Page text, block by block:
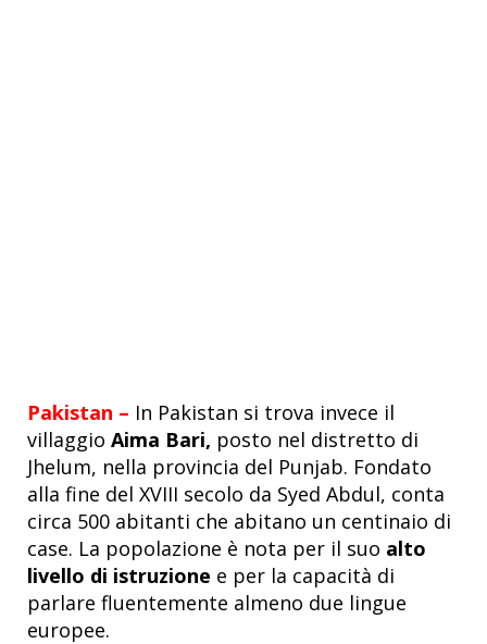
Pakistan – In Pakistan si trova invece il
villaggio Aima Bari, posto nel distretto di
Jhelum, nella provincia del Punjab. Fondato
alla fine del XVIII secolo da Syed Abdul, conta
circa 500 abitanti che abitano un centinaio di
case. La popolazione è nota per il suo alto
livello di istruzione e per la capacità di
parlare fluentemente almeno due lingue
europee.